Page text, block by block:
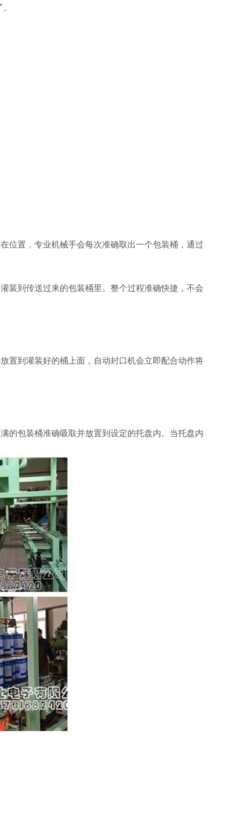
位置，专业机械手会每次准确取出一个包装桶，通过
装到传送过来的包装桶里。整个过程准确快捷，不会
置到灌装好的桶上面，自动封口机会立即配合动作将
的包装桶准确吸取并放置到设定的托盘内。当托盘内